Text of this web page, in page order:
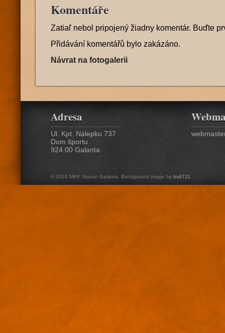
Komentáře
Zatiaľ nebol pripojený žiadny komentár. Buďte
Přidávání komentářů bylo zakázáno.
Návrat na fotogalerii
Adresa
Ul. Kpt. Nálepku 737
Dom športu
924 00 Galanta
© 2016 MKK Slovan Galanta. Background image by bs4711